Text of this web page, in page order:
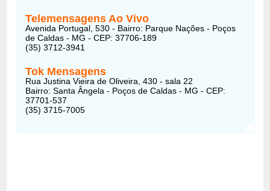
Telemensagens Ao Vivo
Avenida Portugal, 530 - Bairro: Parque Nações - Poços
de Caldas - MG - CEP: 37706-189
(35) 3712-3941
Tok Mensagens
Rua Justina Vieira de Oliveira, 430 - sala 22
Bairro: Santa Ângela - Poços de Caldas - MG - CEP:
37701-537
(35) 3715-7005